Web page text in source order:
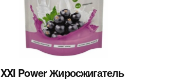
XXI Power Жиросжигатель